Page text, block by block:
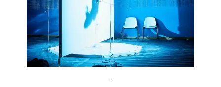
´